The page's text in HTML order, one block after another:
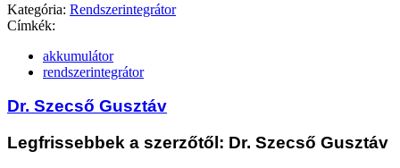
Kategória: Rendszerintegrátor
Címkék:
akkumulátor
rendszerintegrátor
Dr. Szecső Gusztáv
Legfrissebbek a szerzőtől: Dr. Szecső Gusztáv